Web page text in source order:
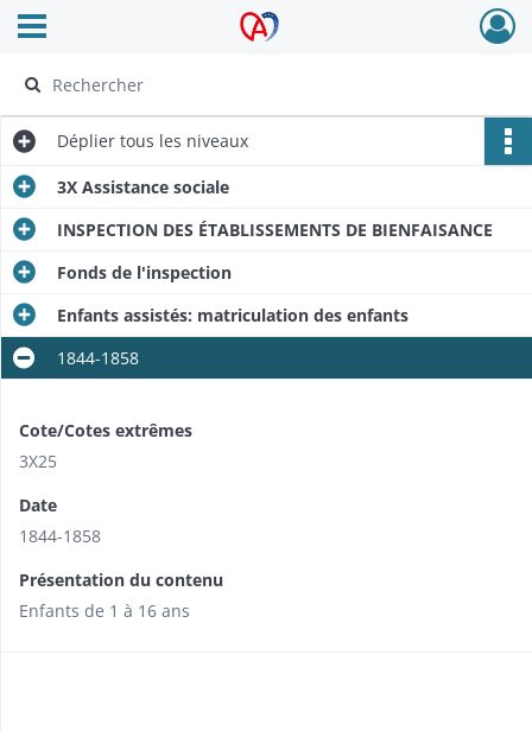
Archives Alsace - Colmar
Ouvrir le menu déroulant
Déplier tous les niveaux
3X Assistance sociale
INSPECTION DES ÉTABLISSEMENTS DE BIENFAISANCE
Fonds de l'inspection
Enfants assistés: matriculation des enfants
1844-1858
Cote/Cotes extrêmes
3X25
Date
1844-1858
Présentation du contenu
Enfants de 1 à 16 ans